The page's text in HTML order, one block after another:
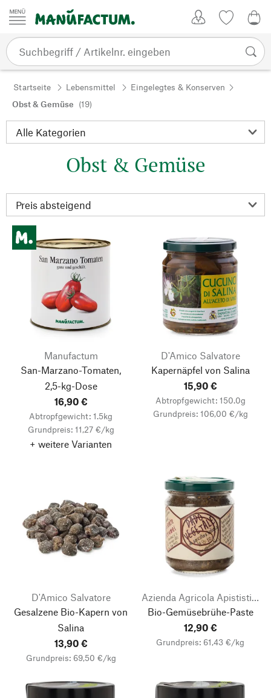
Zum Inhalt springen
Startseite Lebensmittel
Eingelegtes & Konserven
Obst & Gemüse (19)
Obst & Gemüse
Manufactum
San-Marzano-Tomaten,
2,5-kg-Dose
16,90 €
Abtropfgewicht: 1.5kg
Grundpreis: 11,27 €/kg
+ weitere Varianten
D'Amico Salvatore
Kapernäpfel von Salina
15,90 €
Abtropfgewicht: 150.0g
Grundpreis: 106,00 €/kg
D'Amico Salvatore
Gesalzene Bio-Kapern von
Salina
13,90 €
Grundpreis: 69,50 €/kg
Azienda Agricola Apististica Giovan
Bio-Gemüsebrühe-Paste
12,90 €
Grundpreis: 61,43 €/kg